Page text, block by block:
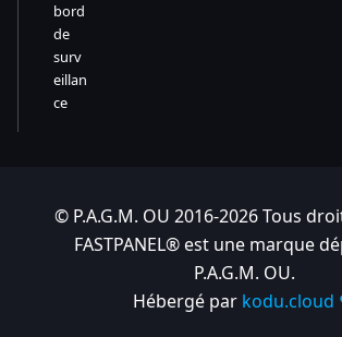
bord
de
surv
eillan
ce
© P.A.G.M. OU 2016-2026 Tous
FASTPANEL® est une marque
P.A.G.M. OU.
Hébergé par